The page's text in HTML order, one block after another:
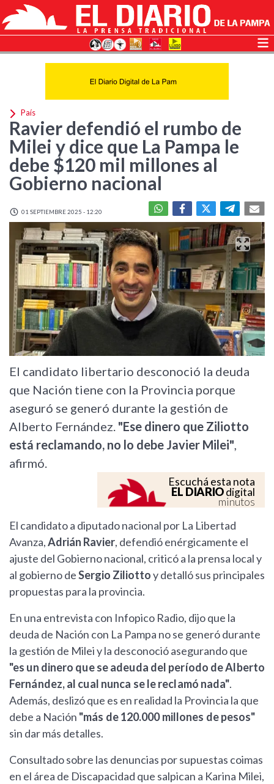
País
Ravier defendió el rumbo de
Milei y dice que La Pampa le
debe $120 mil millones al
Gobierno nacional
01 SEPTIEMBRE 2025 - 12:20
El candidato libertario desconoció la deuda
que Nación tiene con la Provincia porque
aseguró se generó durante la gestión de
Alberto Fernández. "Ese dinero que Ziliotto
está reclamando, no lo debe Javier Milei",
afirmó.
Escuchá esta nota
EL DIARIOdigital
minutos
El candidato a diputado nacional por La Libertad
Avanza,Adrián Ravier, defendió enérgicamente el
ajuste del Gobierno nacional, criticó a la prensa local y
al gobierno deSergio Ziliottoy detalló sus principales
propuestas para la provincia.
En una entrevista con Infopico Radio, dijo que la
deuda de Nación con La Pampa no se generó durante
la gestión de Milei y la desconoció asegurando que
"es un dinero que se adeuda del período de Alberto
Fernández, al cual nunca se le reclamó nada".
Además, deslizó que es en realidad la Provincia la que
debe a Nación "más de 120.000 millones de pesos"
sin dar más detalles.
Consultado sobre las denuncias por supuestas coimas
en el área de Discapacidad que salpican a Karina Milei,